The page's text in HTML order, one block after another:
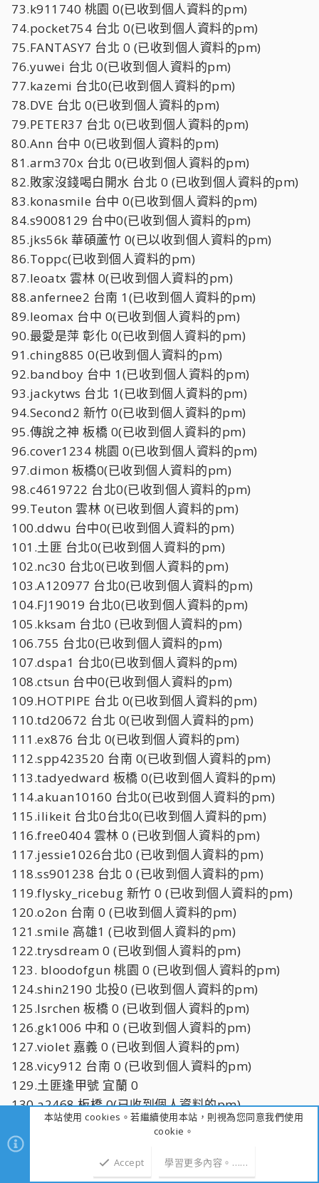
73.k911740 桃園 0(已收到個人資料的pm)
74.pocket754 台北 0(已收到個人資料的pm)
75.FANTASY7 台北 0 (已收到個人資料的pm)
76.yuwei 台北 0(已收到個人資料的pm)
77.kazemi 台北0(已收到個人資料的pm)
78.DVE 台北 0(已收到個人資料的pm)
79.PETER37 台北 0(已收到個人資料的pm)
80.Ann 台中 0(已收到個人資料的pm)
81.arm370x 台北 0(已收到個人資料的pm)
82.敗家沒錢喝白開水 台北 0 (已收到個人資料的pm)
83.konasmile 台中 0(已收到個人資料的pm)
84.s9008129 台中0(已收到個人資料的pm)
85.jks56k 華碩蘆竹 0(已以收到個人資料的pm)
86.Toppc(已收到個人資料的pm)
87.leoatx 雲林 0(已收到個人資料的pm)
88.anfernee2 台南 1(已收到個人資料的pm)
89.leomax 台中 0(已收到個人資料的pm)
90.最愛是萍 彰化 0(已收到個人資料的pm)
91.ching885 0(已收到個人資料的pm)
92.bandboy 台中 1(已收到個人資料的pm)
93.jackytws 台北 1(已收到個人資料的pm)
94.Second2 新竹 0(已收到個人資料的pm)
95.傳說之神 板橋 0(已收到個人資料的pm)
96.cover1234 桃園 0(已收到個人資料的pm)
97.dimon 板橋0(已收到個人資料的pm)
98.c4619722 台北0(已收到個人資料的pm)
99.Teuton 雲林 0(已收到個人資料的pm)
100.ddwu 台中0(已收到個人資料的pm)
101.土匪 台北0(已收到個人資料的pm)
102.nc30 台北0(已收到個人資料的pm)
103.A120977 台北0(已收到個人資料的pm)
104.FJ19019 台北0(已收到個人資料的pm)
105.kksam 台北0 (已收到個人資料的pm)
106.755 台北0(已收到個人資料的pm)
107.dspa1 台北0(已收到個人資料的pm)
108.ctsun 台中0(已收到個人資料的pm)
109.HOTPIPE 台北 0(已收到個人資料的pm)
110.td20672 台北 0(已收到個人資料的pm)
111.ex876 台北 0(已收到個人資料的pm)
112.spp423520 台南 0(已收到個人資料的pm)
113.tadyedward 板橋 0(已收到個人資料的pm)
114.akuan10160 台北0(已收到個人資料的pm)
115.ilikeit 台北0台北0(已收到個人資料的pm)
116.free0404 雲林 0 (已收到個人資料的pm)
117.jessie1026台北0 (已收到個人資料的pm)
118.ss901238 台北 0 (已收到個人資料的pm)
119.flysky_ricebug 新竹 0 (已收到個人資料的pm)
120.o2on 台南 0 (已收到個人資料的pm)
121.smile 高雄1 (已收到個人資料的pm)
122.trysdream 0 (已收到個人資料的pm)
123. bloodofgun 桃園 0 (已收到個人資料的pm)
124.shin2190 北投0 (已收到個人資料的pm)
125.lsrchen 板橋 0 (已收到個人資料的pm)
126.gk1006 中和 0 (已收到個人資料的pm)
127.violet 嘉義 0 (已收到個人資料的pm)
128.vicy912 台南 0 (已收到個人資料的pm)
129.土匪逢甲號 宜蘭 0
130.a2468 板橋 0(已收到個人資料的pm)
131.誰說只有男生可以DIY 台北 0(已收到個人資料的
pm)
132.monica11 桃園 0(已收到個人資料的pm)
本站使用 cookies。若繼續使用本站，則視為您同意我們使用
cookie。
Accept 學習更多內容。……